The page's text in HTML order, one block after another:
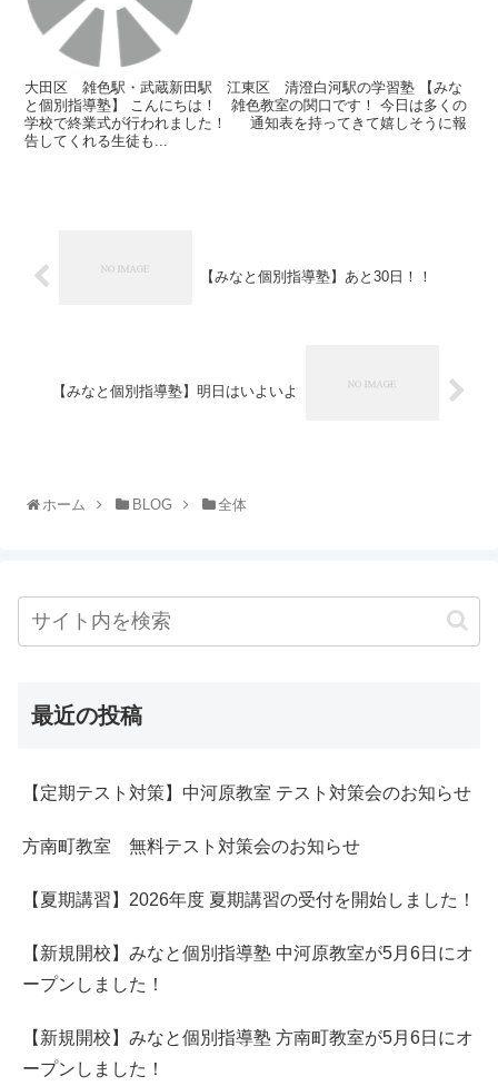
大田区 雑色駅・武蔵新田駅 江東区 清澄白河駅の学習塾 【みな
と個別指導塾】 こんにちは！ 雑色教室の関口です！ 今日は多くの
学校で終業式が行われました！ 通知表を持ってきて嬉しそうに報
告してくれる生徒も...
【みなと個別指導塾】あと30日！！
【みなと個別指導塾】明日はいよいよ
ホーム BLOG 全体
最近の投稿
【定期テスト対策】中河原教室 テスト対策会のお知らせ
方南町教室 無料テスト対策会のお知らせ
【夏期講習】2026年度 夏期講習の受付を開始しました！
【新規開校】みなと個別指導塾 中河原教室が5月6日にオ
ープンしました！
【新規開校】みなと個別指導塾 方南町教室が5月6日にオ
ープンしました！